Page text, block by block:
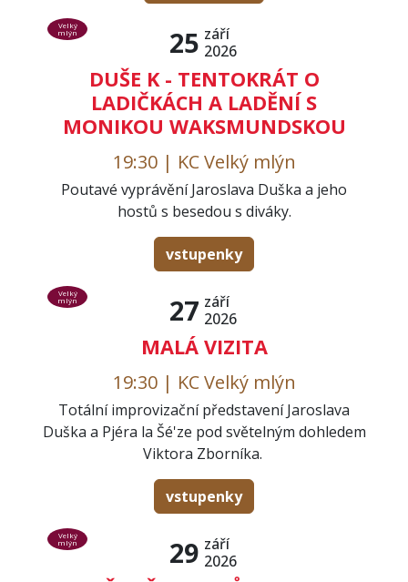
25 září
2026
DUŠE K - TENTOKRÁT O
LADIČKÁCH A LADĚNÍ S
MONIKOU WAKSMUNDSKOU
Velký
mlýn
19:30 | KC Velký mlýn
Poutavé vyprávění Jaroslava Duška a jeho
hostů s besedou s diváky.
vstupenky
27 září
2026
MALÁ VIZITA
Velký
mlýn
19:30 | KC Velký mlýn
Totální improvizační představení Jaroslava
Duška a Pjéra la Šé'ze pod světelným dohledem
Viktora Zborníka.
vstupenky
29 září
2026
Velký
mlýn